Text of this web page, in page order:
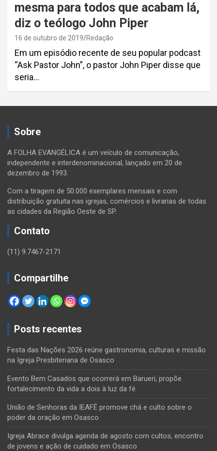
mesma para todos que acabam lá,
diz o teólogo John Piper
16 de outubro de 2019 Redação
Em um episódio recente de seu popular podcast
“Ask Pastor John”, o pastor John Piper disse que
seria…
Sobre
A FOLHA EVANGÉLICA é um veículo de comunicação,
independente e interdenominacional, lançado em 20 de
dezembro de 1993.
Com a tiragem de 50.000 exemplares mensais e com
distribuição gratuita nas igrejas, comércios e livrarias de todas
as cidades da Região Oeste de SP.
Contato
(11) 9.7467-2171
Compartilhe
Posts recentes
Festa das Nações 2026 reúne gastronomia, culturas e missão
na Igreja Presbiteriana de Osasco
Evento Bem Casados que ocorrerá em Barueri, propõe
fortalecimento da vida a dois à luz da fé
União de Senhoras da IEAFÉ promove chá e culto sobre o
poder da oração em Osasco
Igreja Abrace divulga agenda de agosto com cultos, encontro
de jovens e ação de cuidado em Osasco